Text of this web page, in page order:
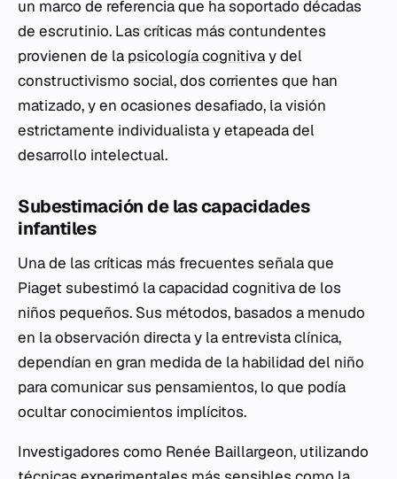
un marco de referencia que ha soportado décadas
de escrutinio. Las críticas más contundentes
provienen de la psicología cognitivay del
constructivismo social, dos corrientes que han
matizado, y en ocasiones desafiado, la visión
estrictamente individualista y etapeada del
desarrollo intelectual.
Subestimación de las capacidades
infantiles
Una de las críticas más frecuentes señala que
Piaget subestimó la capacidad cognitiva de los
niños pequeños. Sus métodos, basados a menudo
en la observación directa y la entrevista clínica,
dependían en gran medida de la habilidad del niño
para comunicar sus pensamientos, lo que podía
ocultar conocimientos implícitos.
Investigadores como Renée Baillargeon, utilizando